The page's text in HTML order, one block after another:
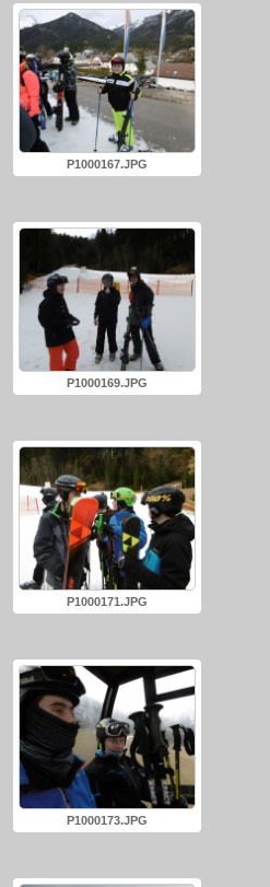
P1000167.JPG
P1000169.JPG
P1000171.JPG
P1000173.JPG